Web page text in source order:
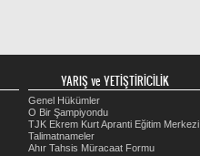
YARIŞ ve YETİŞTİRİCİLİK
Genel Hükümler
O Bir Şampiyondu
TJK Ekrem Kurt Apranti Eğitim Merkezi
Talimatnameler
Ahır Tahsis Müracaat Formu